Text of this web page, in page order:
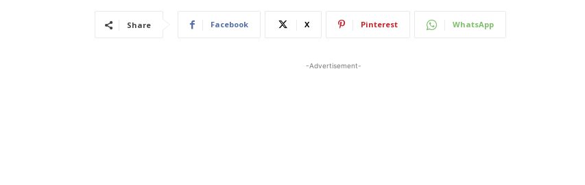
Share Facebook X Pinterest WhatsApp
-Advertisement-